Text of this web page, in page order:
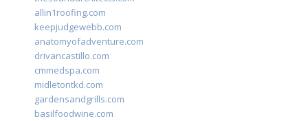
allin1roofing.com
keepjudgewebb.com
anatomyofadventure.com
drivancastillo.com
cmmedspa.com
midletontkd.com
gardensandgrills.com
basilfoodwine.com